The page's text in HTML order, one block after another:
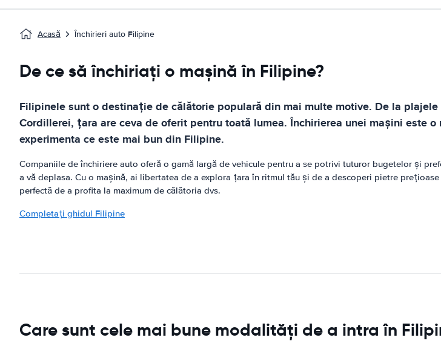
Acasă Închirieri auto Filipine
De ce să închiriați o mașină în Filipine?
Filipinele sunt o destinație de călătorie populară din mai multe motive. De la
Cordillerei, țara are ceva de oferit pentru toată lumea. Închirierea unei mașini este
experimenta ce este mai bun din Filipine.
Companiile de închiriere auto oferă o gamă largă de vehicule pentru a se potrivi tuturor bugetelor și
a vă deplasa. Cu o mașină, ai libertatea de a explora țara în ritmul tău și de a descoperi pietre
perfectă de a profita la maximum de călătoria dvs.
Completați ghidul Filipine
Care sunt cele mai bune modalități de a intra în